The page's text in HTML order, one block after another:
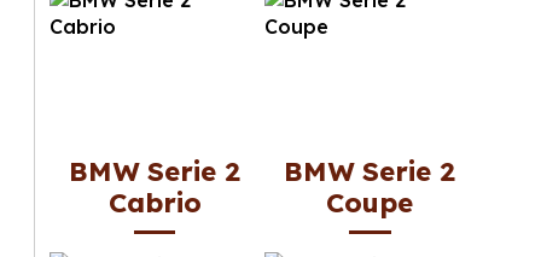
BMW Serie 2
Cabrio
BMW Serie 2
Coupe